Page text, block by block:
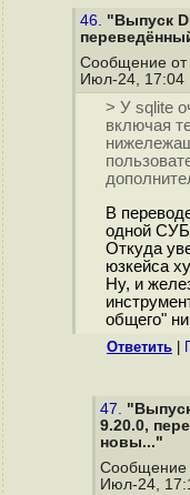
46. "Выпуск
Сообщение от
Июл-24, 17:04
> У sqlite
включая
В
одной
Откуда
юзкейса
Ну, и
общего"
Ответить
47.
9.20.0,
новы..."
Сообщение
Июл-24,